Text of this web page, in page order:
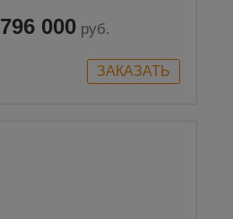
796 000 руб.